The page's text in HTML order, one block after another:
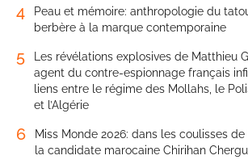
4
Peau et mémoire: anthropologie du
berbère à la marque contemporaine
5
Les révélations explosives de Matthieu
agent du contre-espionnage français
liens entre le régime des Mollahs, le
et l’Algérie
6
Miss Monde 2026: dans les coulisses
la candidate marocaine Chirihan